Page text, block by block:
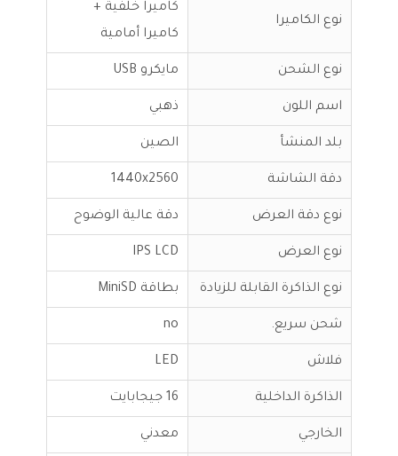
نوع الكاميرا
كاميرا خلفية +
كاميرا أمامية
نوع الشحن مايكرو USB
اسم اللون ذهبي
بلد المنشأ الصين
دقة الشاشة 1440x2560
نوع دقة العرض دقة عالية الوضوح
نوع العرض IPS LCD
نوع الذاكرة القابلة للزيادة بطاقة MiniSD
شحن سريع. no
فلاش LED
الذاكرة الداخلية 16 جيجابايت
الخارجي معدني